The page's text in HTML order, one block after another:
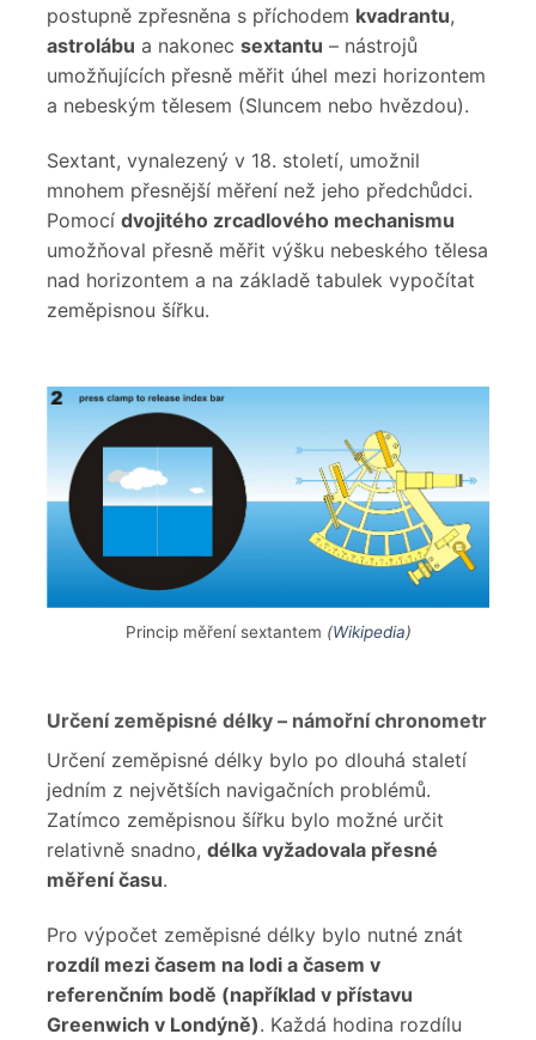
postupně zpřesněna s příchodem kvadrantu,
astrolábu a nakonec sextantu – nástrojů
umožňujících přesně měřit úhel mezi horizontem
a nebeským tělesem (Sluncem nebo hvězdou).
Sextant, vynalezený v 18. století, umožnil
mnohem přesnější měření než jeho předchůdci.
Pomocí dvojitého zrcadlového mechanismu
umožňoval přesně měřit výšku nebeského tělesa
nad horizontem a na základě tabulek vypočítat
zeměpisnou šířku.
Princip měření sextantem (Wikipedia)
Určení zeměpisné délky – námořní chronometr
Určení zeměpisné délky bylo po dlouhá staletí
jedním z největších navigačních problémů.
Zatímco zeměpisnou šířku bylo možné určit
relativně snadno, délka vyžadovala přesné
měření času.
Pro výpočet zeměpisné délky bylo nutné znát
rozdíl mezi časem na lodi a časem v
referenčním bodě (například v přístavu
Greenwich v Londýně). Každá hodina rozdílu